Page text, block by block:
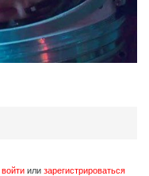
войти или зарегистрироваться